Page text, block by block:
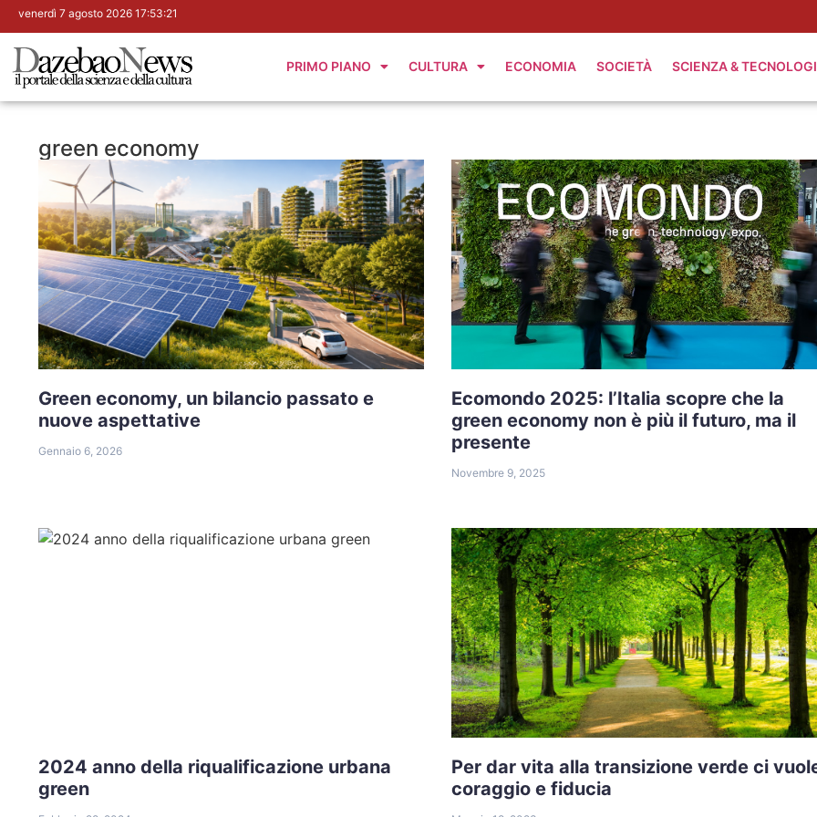
venerdì 7 agosto 2026 17:53:22
PRIMO PIANO CULTURA ECONOMIA SOCIETÀ SCIENZA &
green economy
Green economy, un bilancio passato e
nuove aspettative
Gennaio 6, 2026
Ecomondo 2025: l’Italia scopre che la
green economy non è più il futuro, ma il
presente
Novembre 9, 2025
2024 anno della riqualificazione urbana
green
Per dar vita alla transizione verde ci
coraggio e fiducia